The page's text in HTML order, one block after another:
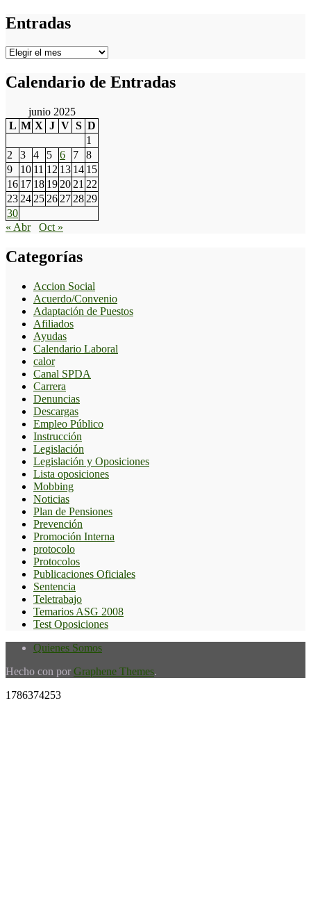
Entradas
Entradas
Calendario de Entradas
junio 2025
L M X J V S D
1
2
3 4 5 6 7
8
9
10 11 12 13 14 15
16 17 18 19 20 21 22
23 24 25 26 27 28 29
30
« Abr
Oct »
Categorías
Accion Social
Acuerdo/Convenio
Adaptación de Puestos
Afiliados
Ayudas
Calendario Laboral
calor
Canal SPDA
Carrera
Denuncias
Descargas
Empleo Público
Instrucción
Legislación
Legislación y Oposiciones
Lista oposiciones
Mobbing
Noticias
Plan de Pensiones
Prevención
Promoción Interna
protocolo
Protocolos
Publicaciones Oficiales
Sentencia
Teletrabajo
Temarios ASG 2008
Test Oposiciones
Quienes Somos
Hecho con por Graphene Themes.
1786374253